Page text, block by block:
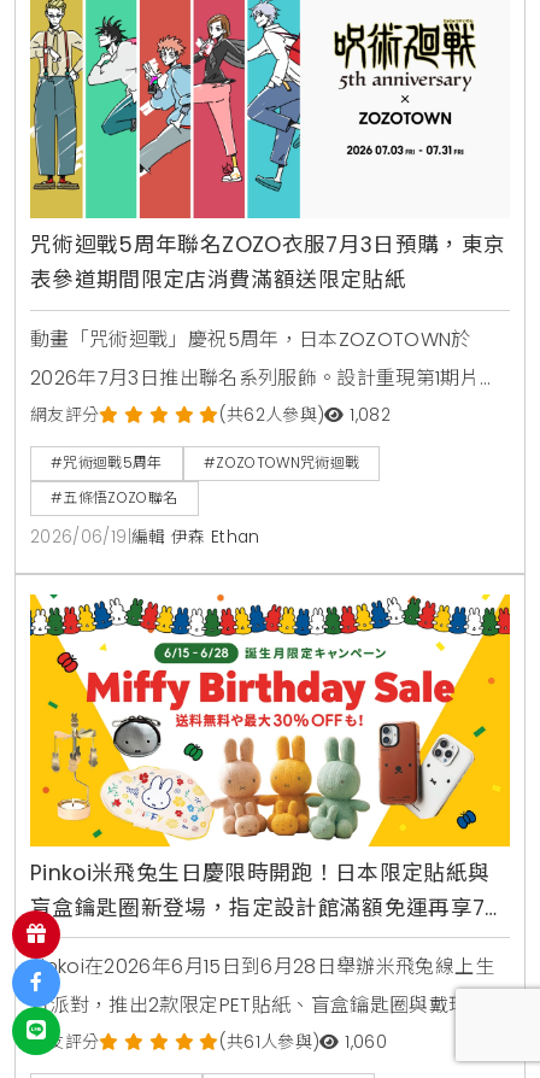
咒術迴戰5周年聯名ZOZO衣服7月3日預購，東京
表參道期間限定店消費滿額送限定貼紙
動畫「咒術迴戰」慶祝5周年，日本ZOZOTOWN於
2026年7月3日推出聯名系列服飾。設計重現第1期片尾
曲的時髦街頭風格，推出連帽衫，T恤及側背包等22款
日常單品。東京表參道同步舉辦期間限定店，提供限定
貼紙滿額贈。
網友評分 (共62人參與) 1,082
#咒術迴戰5周年
#ZOZOTOWN咒術迴戰
#五條悟ZOZO聯名
2026/06/19 編輯 伊森 Ethan
Pinkoi米飛兔生日慶限時開跑！日本限定貼紙與
盲盒鑰匙圈新登場，指定設計館滿額免運再享7折
優惠
Pinkoi在2026年6月15日到6月28日舉辦米飛兔線上生
日派對，推出2款限定PET貼紙、盲盒鑰匙圈與戴珍珠耳
環的少女聯名編織玩偶。活動期間提供滿8000日圓免
網友評分 (共61人參與) 1,060